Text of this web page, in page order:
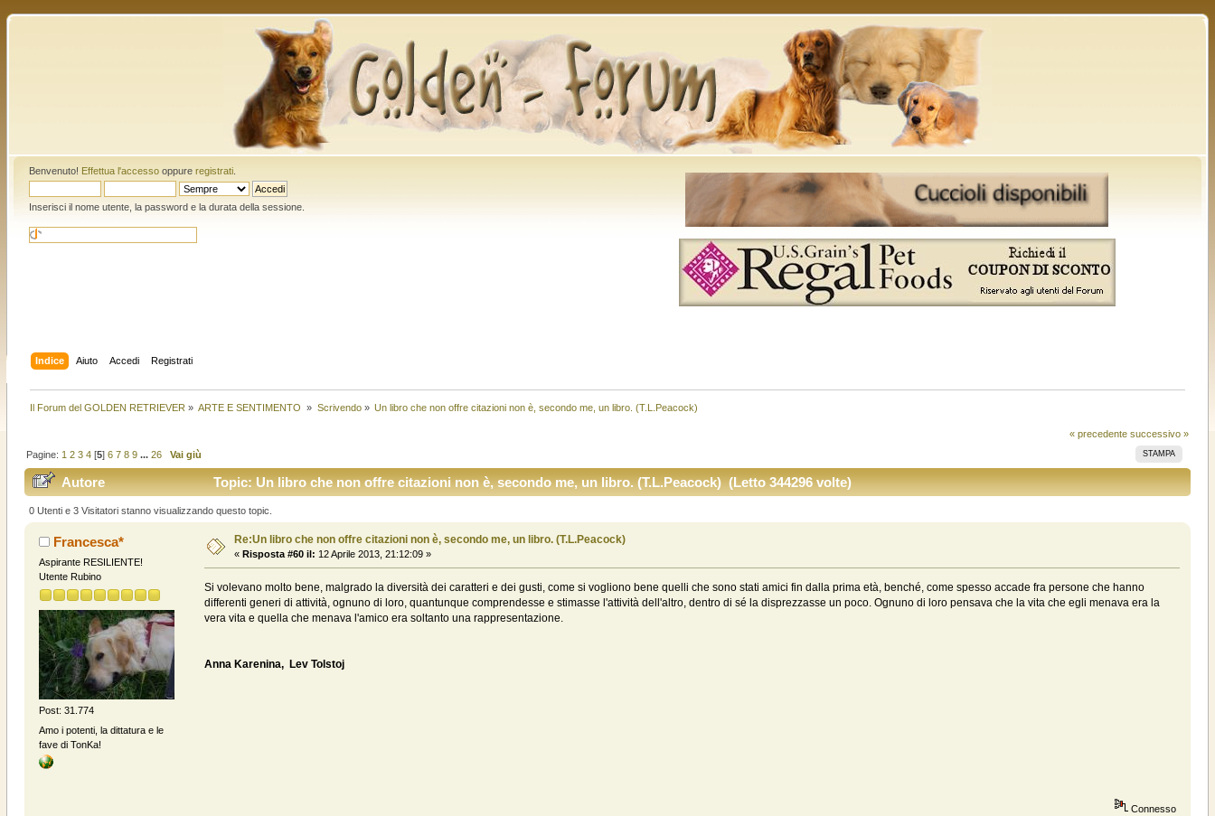
Benvenuto! Effettua l'accessooppure registrati.
Inserisci il nome utente, la password e la durata della sessione.
Indice Aiuto Accedi Registrati
Il Forum del GOLDEN RETRIEVER » ARTE E SENTIMENTO » Scrivendo» Un libro che non offre citazioni non è, secondo me, un libro. (T.L.Peacock)
« precedente successivo »
STAMPA
Pagine: 1 2 3 4[5] 6 7 8 9 ... 26 Vai giù
Autore Topic: Un libro che non offre citazioni non è, secondo me, un libro. (T.L.Peacock) (Letto 344296 volte)
0 Utenti e 3 Visitatori stanno visualizzando questo topic.
Francesca*
Aspirante RESILIENTE!
Utente Rubino
Post: 31.774
Amo i potenti, la dittatura e le
fave di TonKa!
Re:Un libro che non offre citazioni non è, secondo me, un libro. (T.L.Peacock)
« Risposta #60 il: 12 Aprile 2013, 21:12:09 »
Si volevano molto bene, malgrado la diversità dei caratteri e dei gusti, come si vogliono bene quelli che sono stati amici fin dalla prima età, benché, come spesso accade fra persone che hanno
differenti generi di attività, ognuno di loro, quantunque comprendesse e stimasse l'attività dell'altro, dentro di sé la disprezzasse un poco. Ognuno di loro pensava che la vita che egli menava era la
vera vita e quella che menava l'amico era soltanto una rappresentazione.
Anna Karenina, Lev Tolstoj
Connesso